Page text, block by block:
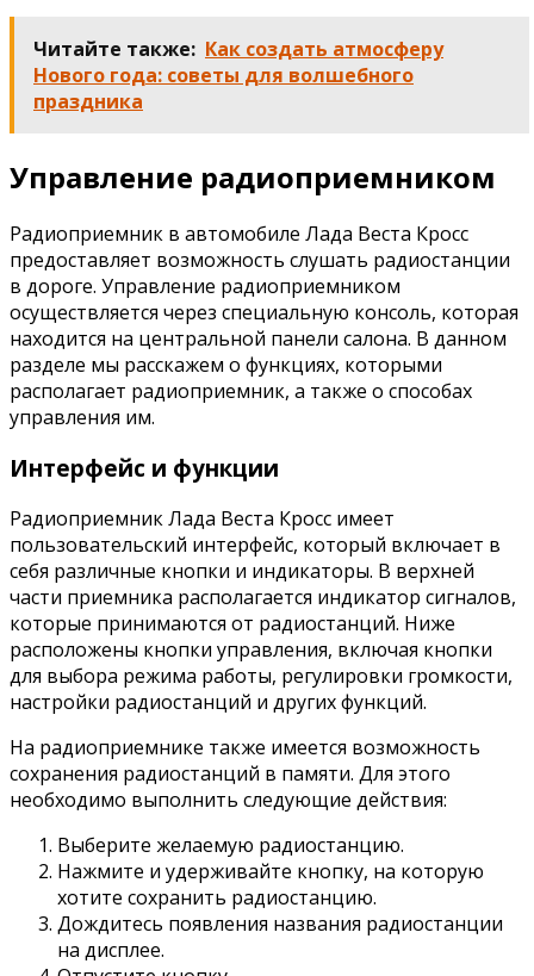
Читайте также: Как создать атмосферу
Нового года: советы для волшебного
праздника
Управление радиоприемником
Радиоприемник в автомобиле Лада Веста Кросс
предоставляет возможность слушать радиостанции
в дороге. Управление радиоприемником
осуществляется через специальную консоль, которая
находится на центральной панели салона. В данном
разделе мы расскажем о функциях, которыми
располагает радиоприемник, а также о способах
управления им.
Интерфейс и функции
Радиоприемник Лада Веста Кросс имеет
пользовательский интерфейс, который включает в
себя различные кнопки и индикаторы. В верхней
части приемника располагается индикатор сигналов,
которые принимаются от радиостанций. Ниже
расположены кнопки управления, включая кнопки
для выбора режима работы, регулировки громкости,
настройки радиостанций и других функций.
На радиоприемнике также имеется возможность
сохранения радиостанций в памяти. Для этого
необходимо выполнить следующие действия:
Выберите желаемую радиостанцию.
Нажмите и удерживайте кнопку, на которую
хотите сохранить радиостанцию.
Дождитесь появления названия радиостанции
на дисплее.